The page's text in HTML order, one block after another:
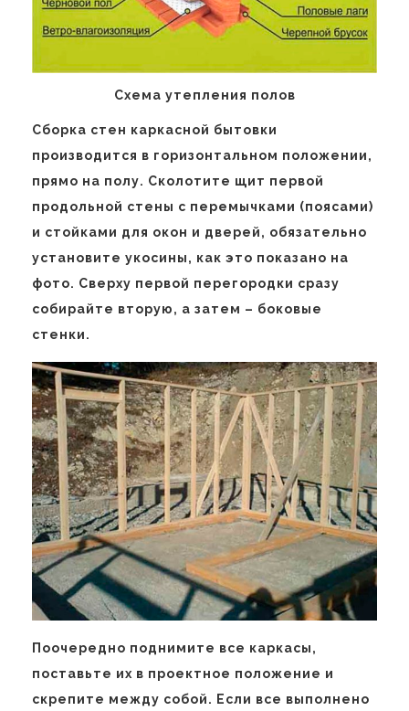
Схема утепления полов
Сборка стен каркасной бытовки
производится в горизонтальном положении,
прямо на полу. Сколотите щит первой
продольной стены с перемычками (поясами)
и стойками для окон и дверей, обязательно
установите укосины, как это показано на
фото. Сверху первой перегородки сразу
собирайте вторую, а затем – боковые
стенки.
Поочередно поднимите все каркасы,
поставьте их в проектное положение и
скрепите между собой. Если все выполнено